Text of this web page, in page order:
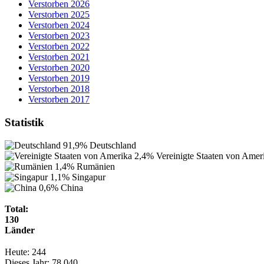
Verstorben 2026
Verstorben 2025
Verstorben 2024
Verstorben 2023
Verstorben 2022
Verstorben 2021
Verstorben 2020
Verstorben 2019
Verstorben 2018
Verstorben 2017
Statistik
91,9% Deutschland
2,4% Vereinigte Staaten von
1,4% Rumänien
1,1% Singapur
0,6% China
Total:
130
Länder
Heute: 244